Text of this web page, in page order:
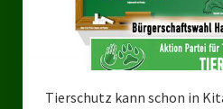
Tierschutz kann schon in